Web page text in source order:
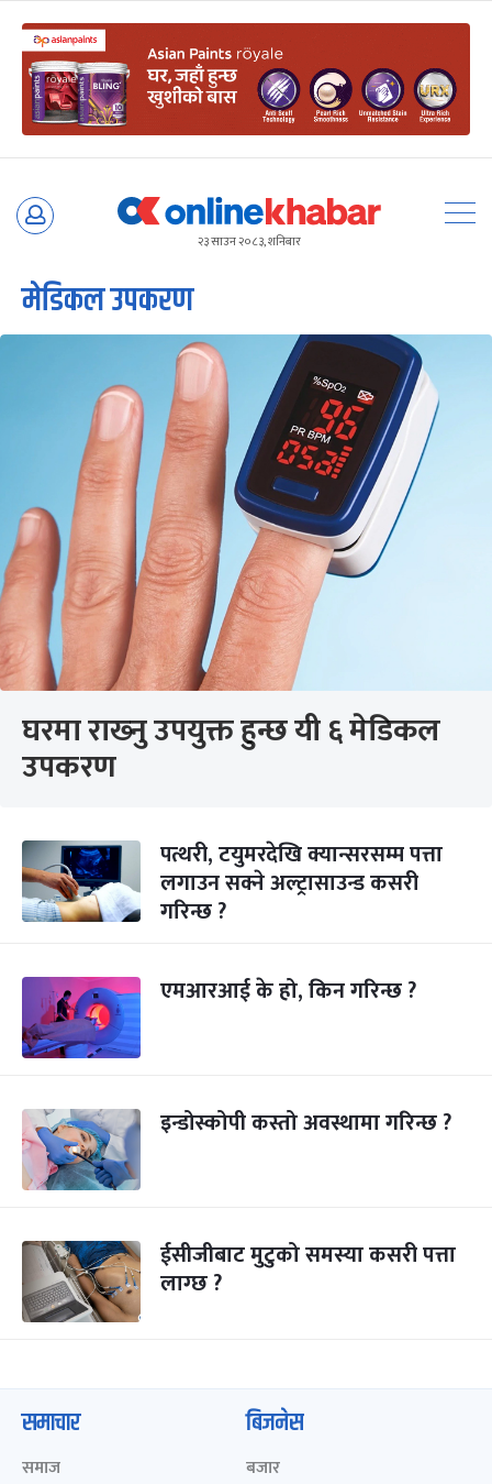
Skip
२३ साउन २०८३, शनिबार
मेडिकल उपकरण
घरमा राख्‍नु उपयुक्त हुन्छ यी ६ मेडिकल
उपकरण
पत्थरी, टयुमरदेखि क्यान्सरसम्म पत्ता
लगाउन सक्ने अल्ट्रासाउन्ड कसरी
गरिन्छ ?
एमआरआई के हो, किन गरिन्छ ?
इन्डोस्कोपी कस्तो अवस्थामा गरिन्छ ?
ईसीजीबाट मुटुको समस्या कसरी पत्ता
लाग्छ ?
समाचार
समाज
बिजनेस
बजार